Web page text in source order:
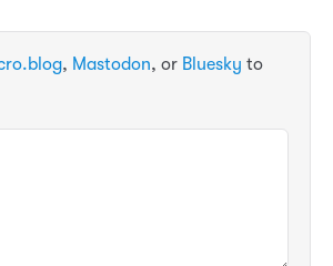
, Mastodon, or Bluesky to